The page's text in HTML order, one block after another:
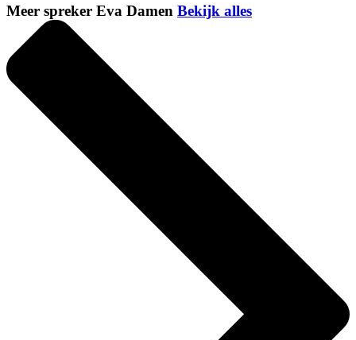
Meer spreker Eva Damen Bekijk alles